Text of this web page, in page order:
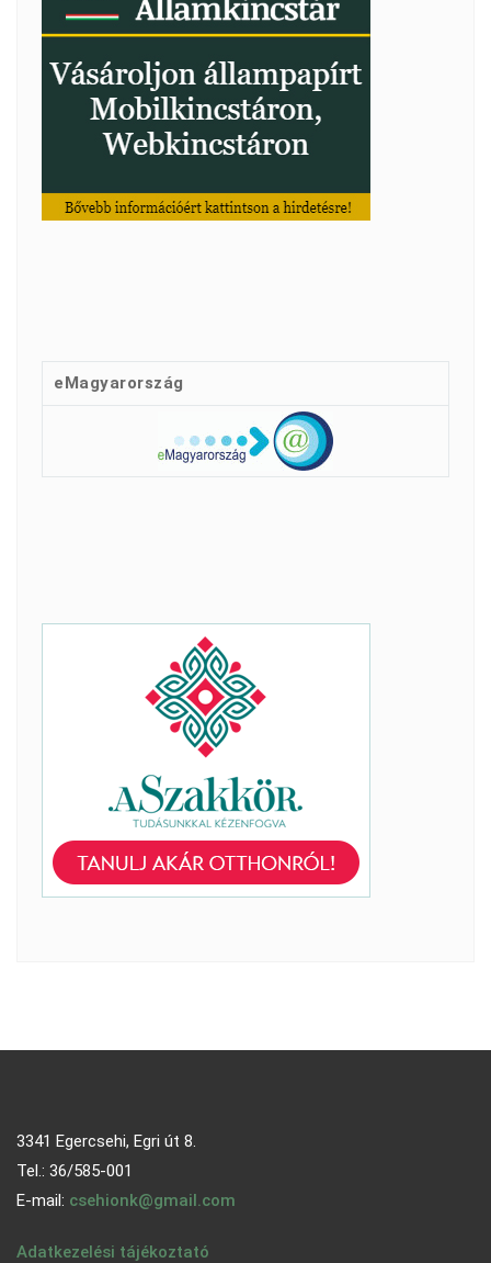
eMagyarország
3341 Egercsehi, Egri út 8.
Tel.: 36/585-001
E-mail: csehionk@gmail.com
Adatkezelési tájékoztató